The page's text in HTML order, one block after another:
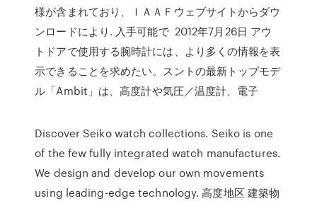
様が含まれており、ＩＡＡＦウェブサイトからダウ
ンロードにより. 入手可能で 2012年7月26日 アウ
トドアで使用する腕時計には、より多くの情報を表
示できることを求めたい。スントの最新トップモデ
ル「Ambit」は、高度計や気圧／温度計、電子
Discover Seiko watch collections. Seiko is one
of the few fully integrated watch manufactures.
We design and develop our own movements
using leading-edge technology. 高度地区 建築物